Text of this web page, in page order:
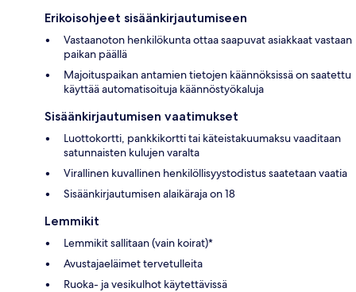
Erikoisohjeet sisäänkirjautumiseen
Vastaanoton henkilökunta ottaa saapuvat asiakkaat vastaan
paikan päällä
Majoituspaikan antamien tietojen käännöksissä on saatettu
käyttää automatisoituja käännöstyökaluja
Sisäänkirjautumisen vaatimukset
Luottokortti, pankkikortti tai käteistakuumaksu vaaditaan
satunnaisten kulujen varalta
Virallinen kuvallinen henkilöllisyystodistus saatetaan vaatia
Sisäänkirjautumisen alaikäraja on 18
Lemmikit
Lemmikit sallitaan (vain koirat)*
Avustajaeläimet tervetulleita
Ruoka- ja vesikulhot käytettävissä